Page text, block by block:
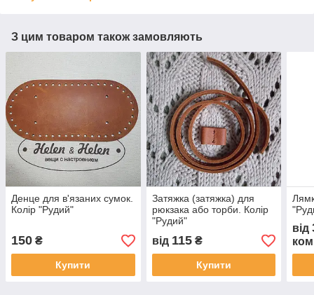
З цим товаром також замовляють
Денце для в'язаних сумок.
Колір "Рудий"
150 ₴
Купити
Затяжка (затяжка) для
рюкзака або торби. Колір
"Рудий"
від 115₴
Купити
від